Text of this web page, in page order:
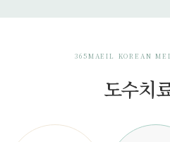
365MAEIL KOREAN
도수치